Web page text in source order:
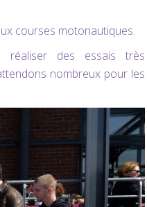
courses motonautiques.
des essais très
nombreux pour les